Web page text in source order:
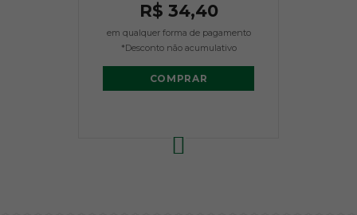
R$ 34,40
em qualquer forma de pagamento
*Desconto não acumulativo
COMPRAR